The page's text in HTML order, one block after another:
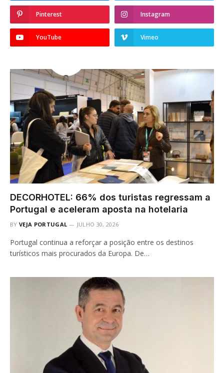
Pinterest Instagram
YouTube Vimeo
DECORHOTEL: 66% dos turistas regressam a
Portugal e aceleram aposta na hotelaria
BY VEJA PORTUGAL JULHO 30, 2026
Portugal continua a reforçar a posição entre os destinos
turísticos mais procurados da Europa. De…